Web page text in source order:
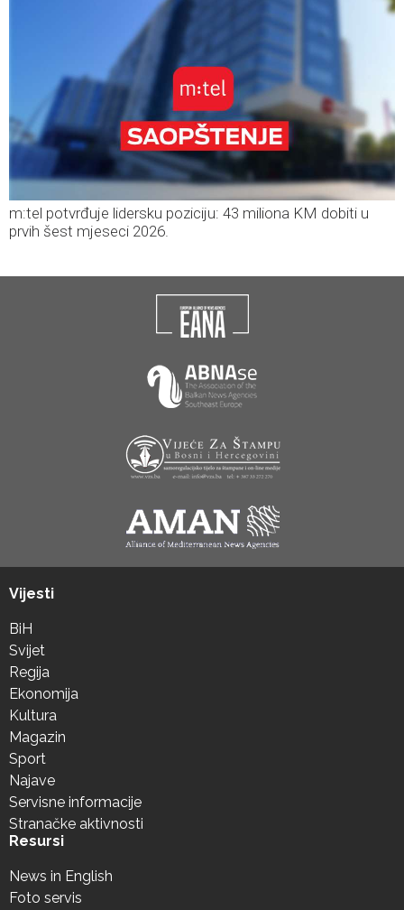
m:tel potvrđuje lidersku poziciju: 43 miliona KM dobiti u
prvih šest mjeseci 2026.
Vijesti
BiH
Svijet
Regija
Ekonomija
Kultura
Magazin
Sport
Najave
Servisne informacije
Stranačke aktivnosti
Resursi
News in English
Foto servis